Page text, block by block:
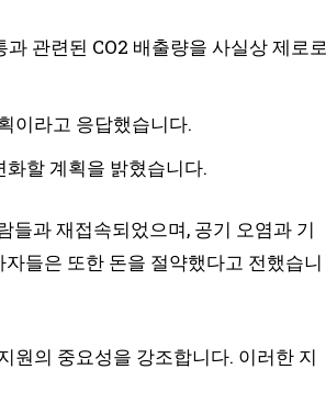
관련된 CO2 배출량을 사실상 제로
이라고 응답했습니다.
할 계획을 밝혔습니다.
들과 재접속되었으며, 공기 오염과 기
들은 또한 돈을 절약했다고 전했습니
원의 중요성을 강조합니다. 이러한 지